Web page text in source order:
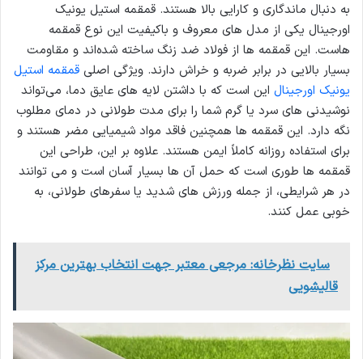
به دنبال ماندگاری و کارایی بالا هستند. قمقمه استیل یونیک
اورجینال یکی از مدل های معروف و باکیفیت این نوع قمقمه
هاست. این قمقمه ها از فولاد ضد زنگ ساخته شده‌اند و مقاومت
بسیار بالایی در برابر ضربه و خراش دارند. ویژگی اصلی قمقمه استیل
یونیک اورجینال این است که با داشتن لایه های عایق دما، می‌تواند
نوشیدنی های سرد یا گرم شما را برای مدت طولانی در دمای مطلوب
نگه دارد. این قمقمه ها همچنین فاقد مواد شیمیایی مضر هستند و
برای استفاده روزانه کاملاً ایمن هستند. علاوه بر این، طراحی این
قمقمه ها طوری است که حمل آن ها بسیار آسان است و می توانند
در هر شرایطی، از جمله ورزش های شدید یا سفرهای طولانی، به
خوبی عمل کنند.
سایت نظرخانه: مرجعی معتبر جهت انتخاب بهترین مرکز
قالیشویی